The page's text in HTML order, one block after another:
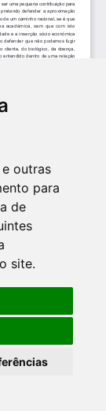
outras
para
de
site.